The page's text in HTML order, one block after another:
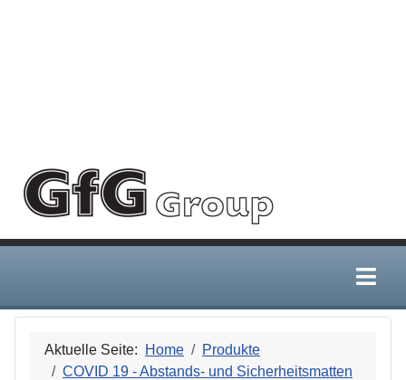
Aktuelle Seite: Home
Produkte
COVID 19 - Abstands- und Sicherheitsmatten